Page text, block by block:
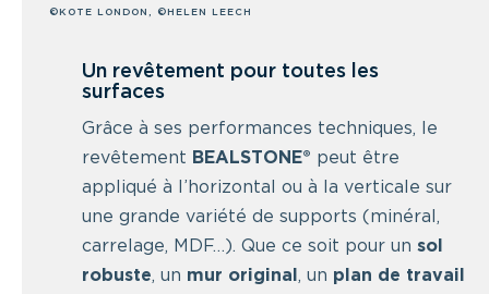
©KOTE LONDON, ©HELEN LEECH
Un revêtement pour toutes les
surfaces
Grâce à ses performances techniques, le
revêtement BEALSTONE® peut être
appliqué à l’horizontal ou à la verticale sur
une grande variété de supports (minéral,
carrelage, MDF…). Que ce soit pour unsol
robuste, un mur original , un plan de travail